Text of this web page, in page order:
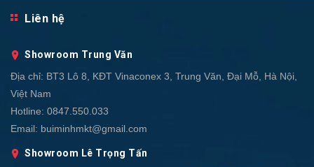
Liên hệ
Showroom Trung Văn
Địa chỉ: BT3 Lô 8, KĐT Vinaconex 3, Trung Văn, Đại Mỗ, Hà Nội,
Việt Nam
Hotline: 0847.550.033
Email: buiminhmkt@gmail.com
Showroom Lê Trọng Tấn